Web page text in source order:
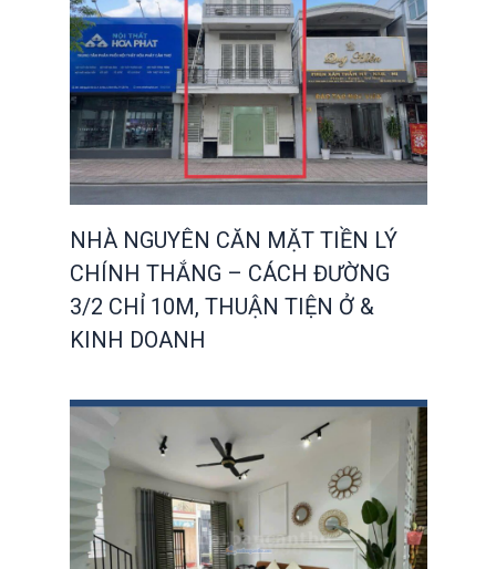
NHÀ NGUYÊN CĂN MẶT TIỀN LÝ
CHÍNH THẮNG – CÁCH ĐƯỜNG
3/2 CHỈ 10M, THUẬN TIỆN Ở &
KINH DOANH